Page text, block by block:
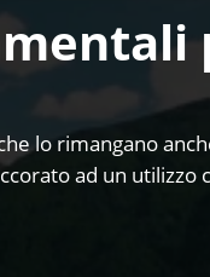
lo rimangano
ad un utilizzo